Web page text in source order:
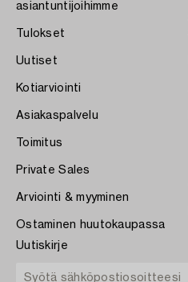
asiantuntijoihimme
Tulokset
Uutiset
Kotiarviointi
Asiakaspalvelu
Toimitus
Private Sales
Arviointi & myyminen
Ostaminen huutokaupassa
Uutiskirje